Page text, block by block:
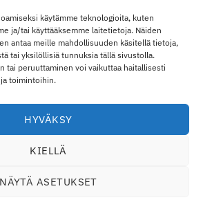
käytämme teknologioita, kuten
ja/tai käyttääksemme laitetietoja. Näiden
antaa meille mahdollisuuden käsitellä tietoja,
tai yksilöllisiä tunnuksia tällä sivustolla.
tai peruuttaminen voi vaikuttaa haitallisesti
toimintoihin.
HYVÄKSY
KIELLÄ
NÄYTÄ ASETUKSET
Visa MasterCardKlarna
Apple
Pay
OTA YHTEYTTÄ
TILINI
B2B
Eco Supplements EOOD
fl. 2, law office, 1303 Sofia, Bulgaria
UIC/TIN/Y-tunnus): 207958071 · ALV-
· Email:support@ecosupplements.eu